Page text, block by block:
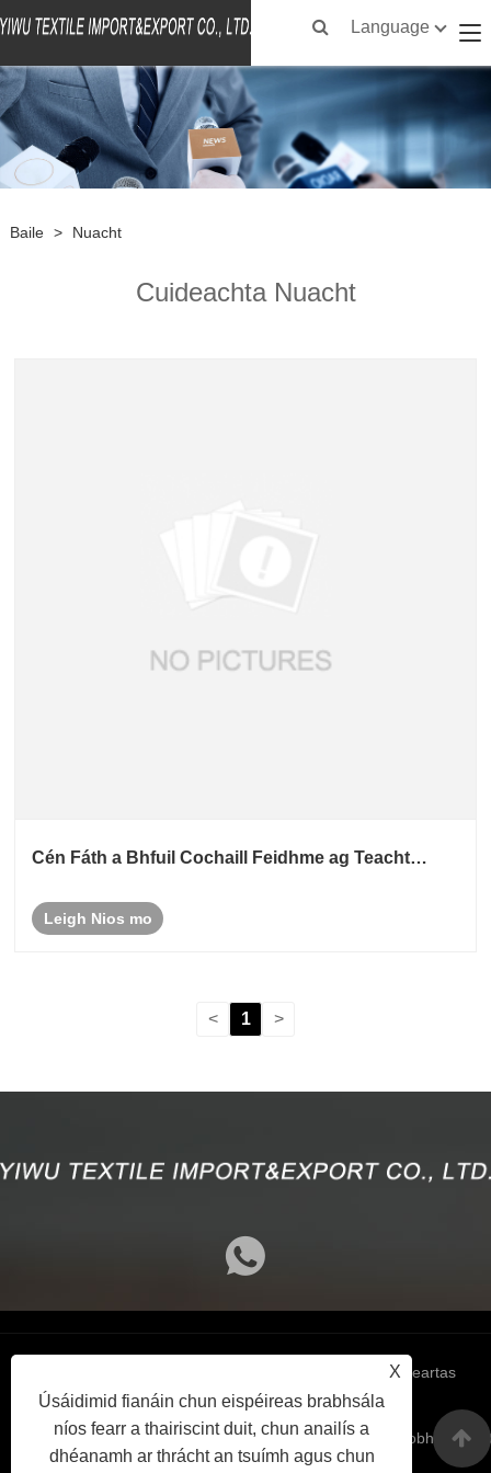
Language
Baile > Nuacht
Cuideachta Nuacht
Cén Fáth a Bhfuil Cochaill Feidhme ag Teacht
Leigh Nios mo
< 1 >
X
Úsáidimid fianáin chun eispéireas brabhsála
níos fearr a thairiscint duit, chun anailís a
dhéanamh ar thrácht an tsuímh agus chun
Beartas